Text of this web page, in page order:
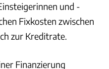
und -
Fixkosten zwischen
zur Kreditrate.
Finanzierung